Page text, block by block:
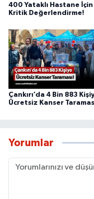
400 Yataklı Hastane İçin
Kritik Değerlendirme!
Çankırı’da 4 Bin 883
Ücretsiz Kanser
Yorumlar